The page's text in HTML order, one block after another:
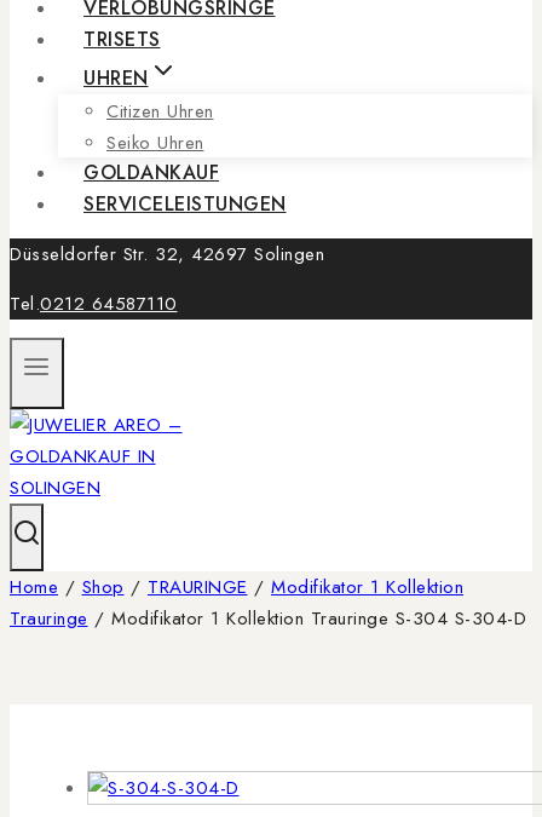
VERLOBUNGSRINGE
TRISETS
UHREN
Citizen Uhren
Seiko Uhren
GOLDANKAUF
SERVICELEISTUNGEN
Düsseldorfer Str. 32, 42697 Solingen
Tel.0212 64587110
Home / Shop / TRAURINGE / Modifikator 1 Kollektion
Trauringe / Modifikator 1 Kollektion Trauringe S-304 S-304-D